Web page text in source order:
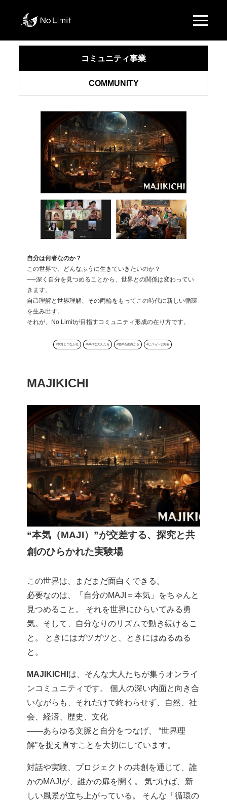
コミュニティ事業
COMMUNITY
自分は何者なのか？
この世界で、どんなふうに生きていきたいのか？
──深く自分を見つめることから、世界との関係は変わってい
きます。
自己理解と世界理解、その両輪をもってこの時代に新しい循環
を生み出す。
それが、No Limitが目指すコミュニティ形成の在り方です。
#本質とつながる #MAJIな大人たち #世界を面白がる #ビジョンと実装
MAJIKICHI
“本気（MAJI）”が交差する、探究と共
創のひらかれた実験場
この世界は、まだまだ面白くできる。
必要なのは、「自分のMAJI＝本気」をちゃんと
見つめること。 それを世界にひらいてみる勇
気。そして、自分なりのリズムで動き続けるこ
と。 ときにはガツガツと、ときにはぬるぬる
と。
MAJIKICHI は、そんな大人たちが集うオンライ
ンコミュニティです。 個人の深い内面と向き合
いながらも、それだけで終わらせず、自然、社
会、経済、歴史、文化
——あらゆる文脈と自分をつなげ、 “世界理
解”を捉え直すことを大切にしています。
対話や実験、プロジェクトの共創を通じて、誰
かのMAJIが、誰かの扉を開く。 気づけば、新
しい風景が立ち上がっている。 そんな「循環の